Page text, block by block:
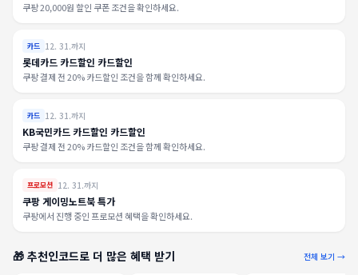
쿠팡 20,000원 할인 쿠폰 조건을 확인하세요.
카드 12. 31.까지
롯데카드 카드할인 카드할인
쿠팡 결제 전 20% 카드할인 조건을 함께 확인하세요.
카드 12. 31.까지
KB국민카드 카드할인 카드할인
쿠팡 결제 전 20% 카드할인 조건을 함께 확인하세요.
프로모션 12. 31.까지
쿠팡 게이밍노트북 특가
쿠팡에서 진행 중인 프로모션 혜택을 확인하세요.
🎁 추천인코드로 더 많은 혜택 받기 전체 보기 →